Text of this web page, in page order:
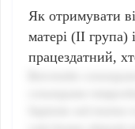
Як отримувати
матері (ІІ
працездатний,